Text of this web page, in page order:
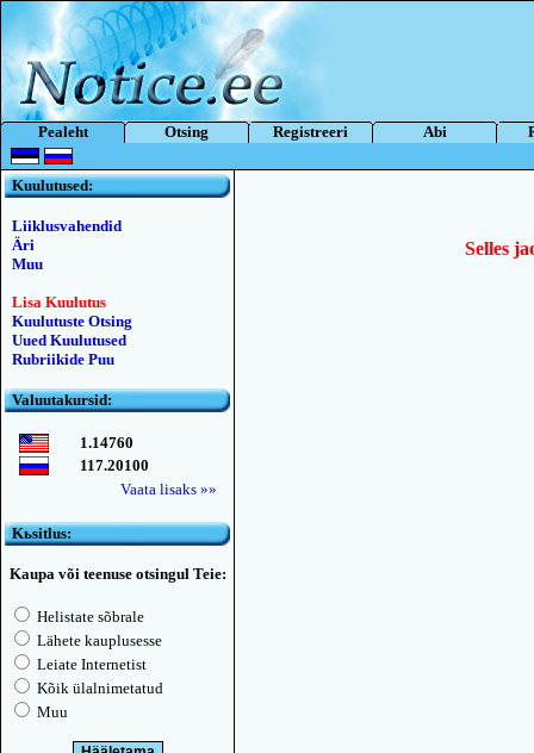
Pealeht Otsing Registreeri Abi
Kuulutused:
Liiklusvahendid
Äri
Muu
Lisa Kuulutus
Kuulutuste Otsing
Uued Kuulutused
Rubriikide Puu
Valuutakursid:
1.14760
117.20100
Vaata lisaks »»
Kьsitlus:
Kaupa või teenuse otsingul Teie:
Helistate sõbrale
Lähete kauplusesse
Leiate Internetist
Kõik ülalnimetatud
Muu
Selles